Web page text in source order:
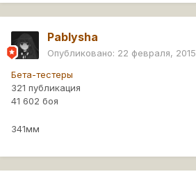
Pablysha
Опубликовано: 22 февраля, 2015
Бета-тестеры
321 публикация
41 602 боя
341мм